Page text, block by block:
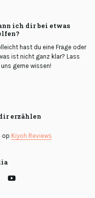
ich dir bei etwas
hast du eine Frage oder
ist nicht ganz klar? Lass
uns gerne wissen!
erzählen
op Kiyoh Reviews